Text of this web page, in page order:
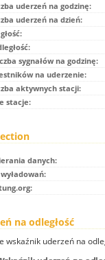
uderzeń na godzinę:
uderzeń na dzień:
sygnałów na godzinę:
na uderzenie:
aktywnych stacji:
stacje:
danych:
na odległość
wskaźnik uderzeń na